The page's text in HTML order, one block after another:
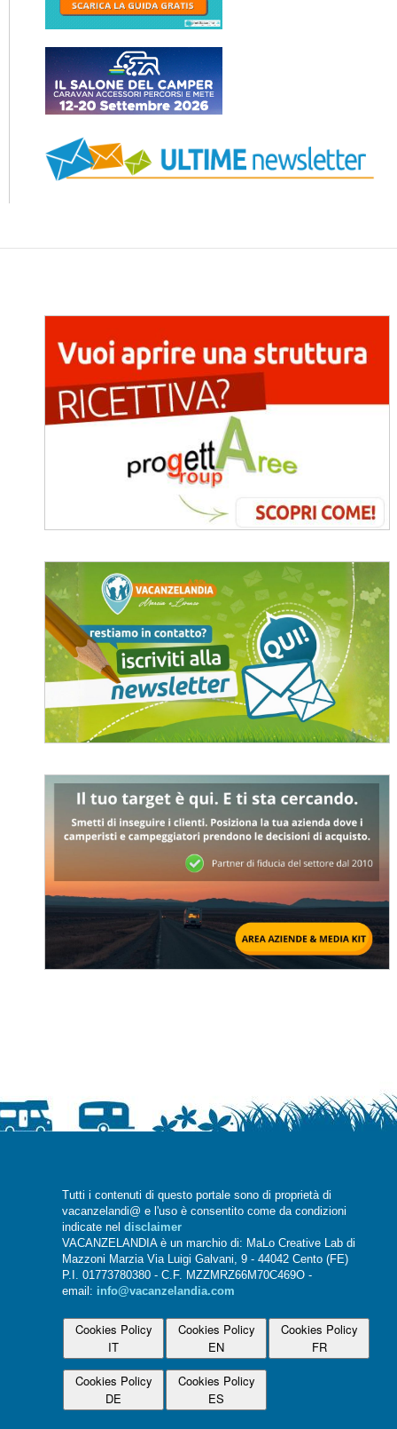
Tutti i contenuti di questo portale sono di proprietà di
vacanzelandi@ e l'uso è consentito come da condizioni
indicate nel disclaimer
VACANZELANDIA è un marchio di: MaLo Creative Lab di
Mazzoni Marzia Via Luigi Galvani, 9 - 44042 Cento (FE)
P.I. 01773780380 - C.F. MZZMRZ66M70C469O -
email: info@vacanzelandia.com
Cookies Policy
IT
Cookies Policy
EN
Cookies Policy
FR
Cookies Policy
DE
Cookies Policy
ES